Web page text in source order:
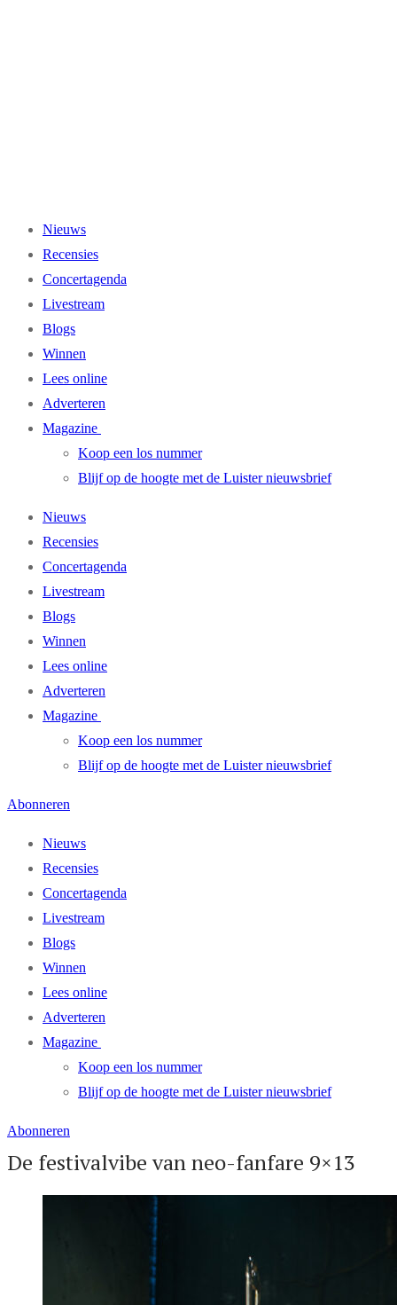
Nieuws
Recensies
Concertagenda
Livestream
Blogs
Winnen
Lees online
Adverteren
Magazine
Koop een los nummer
Blijf op de hoogte met de Luister nieuwsbrief
Nieuws
Recensies
Concertagenda
Livestream
Blogs
Winnen
Lees online
Adverteren
Magazine
Koop een los nummer
Blijf op de hoogte met de Luister nieuwsbrief
Abonneren
Nieuws
Recensies
Concertagenda
Livestream
Blogs
Winnen
Lees online
Adverteren
Magazine
Koop een los nummer
Blijf op de hoogte met de Luister nieuwsbrief
Abonneren
De festivalvibe van neo-fanfare 9×13